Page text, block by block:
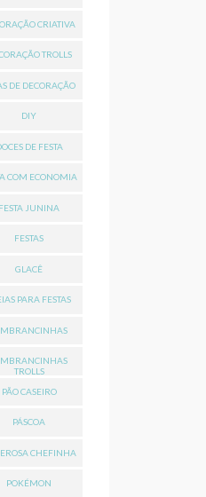
CRIATIVA
TROLLS
DE DECORAÇÃO
DIY
DE FESTA
COM ECONOMIA
FESTA JUNINA
FESTAS
GLACÊ
PARA FESTAS
TROLLS
PÃO CASEIRO
PÁSCOA
CHEFINHA
POKÉMON